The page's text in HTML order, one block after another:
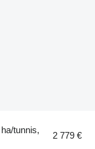
tunnis,
2 779 €